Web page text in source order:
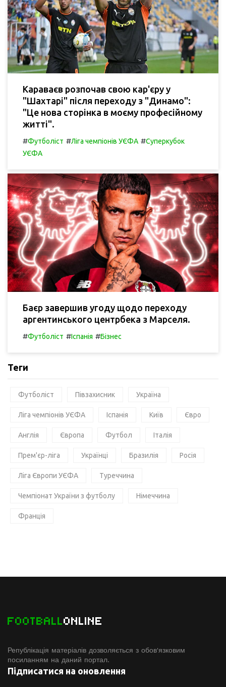
Караваєв розпочав свою кар'єру у
"Шахтарі" після переходу з "Динамо":
"Це нова сторінка в моєму професійному
житті".
#Футболіст #Ліга чемпіонів УЄФА #Суперкубок
УЄФА
Баєр завершив угоду щодо переходу
аргентинського центрбека з Марселя.
#Футболіст #Іспанія #Бізнес
Теги
Футболіст Півзахисник Україна
Ліга чемпіонів УЄФА Іспанія Київ Євро
Англія Європа Футбол Італія
Прем'єр-ліга Українці Бразилія Росія
Ліга Європи УЄФА Туреччина
Чемпіонат України з футболу Німеччина
Франція
FOOTBALLONLINE
Републікація матеріалів дозволяється з обов'язковим
посиланням на даний портал.
Підписатися на оновлення